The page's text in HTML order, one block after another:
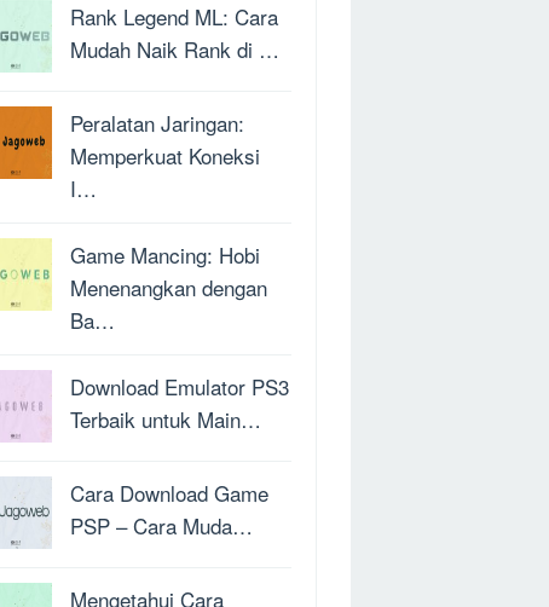
Rank Legend ML: Cara
Mudah Naik Rank di …
Peralatan Jaringan:
Memperkuat Koneksi
I…
Game Mancing: Hobi
Menenangkan dengan
Ba…
Download Emulator PS3
Terbaik untuk Main…
Cara Download Game
PSP – Cara Muda…
Mengetahui Cara